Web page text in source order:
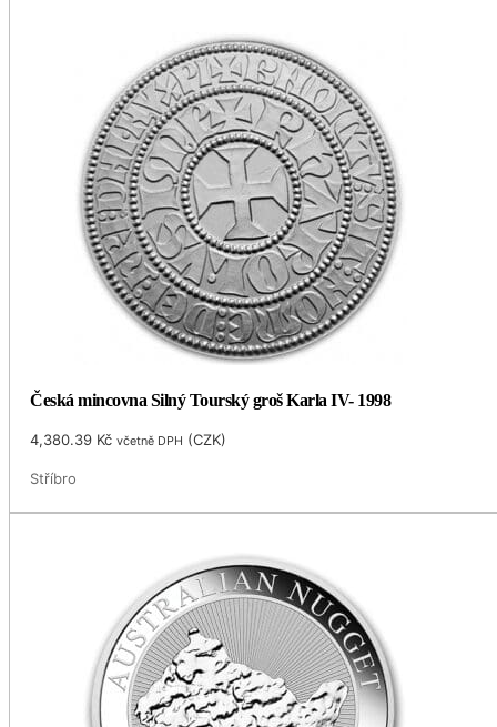
Česká mincovna Silný Tourský groš Karla IV- 1998
4,380.39 Kč včetně DPH (CZK)
Stříbro